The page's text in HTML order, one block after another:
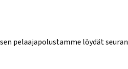
pelaajapolustamme löydät seuran